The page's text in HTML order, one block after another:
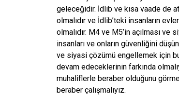
geleceğidir. İdlib ve kısa vaade de
olmalıdır ve İdlib’teki insanların
olmalıdır. M4 ve M5’in açılması
insanları ve onların güvenliğini
ve siyasi çözümü engellemek için
devam edeceklerinin farkında
muhaliflerle beraber olduğunu
beraber çalışmalıyız.